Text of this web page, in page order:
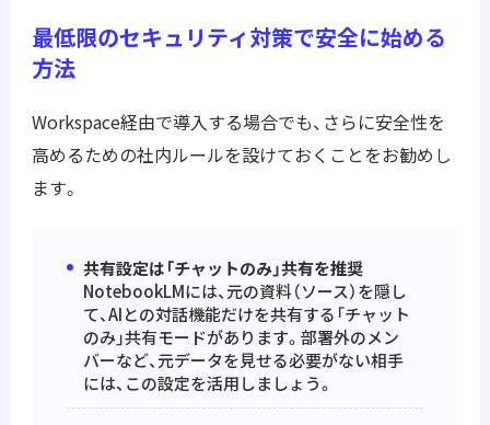
最低限のセキュリティ対策で安全に始める
方法
Workspace経由で導入する場合でも、さらに安全性を
高めるための社内ルールを設けておくことをお勧めし
ます。
共有設定は「チャットのみ」共有を推奨
NotebookLMには、元の資料（ソース）を隠し
て、AIとの対話機能だけを共有する「チャット
のみ」共有モードがあります。部署外のメン
バーなど、元データを見せる必要がない相手
には、この設定を活用しましょう。